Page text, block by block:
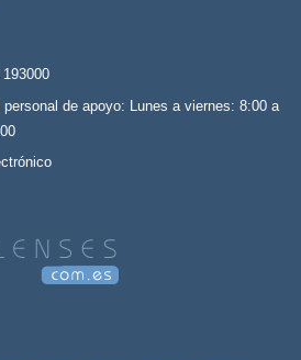
personal de apoyo: Lunes a viernes: 8:00 a